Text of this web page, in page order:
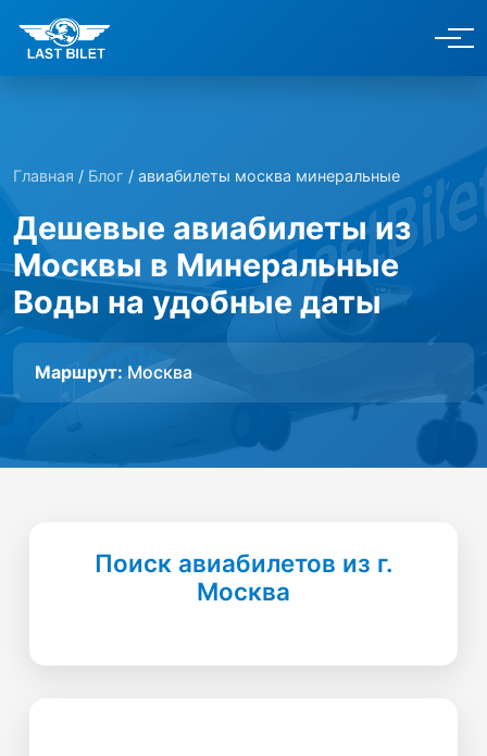
Главная / Блог / авиабилеты москва минеральные
Дешевые авиабилеты из
Москвы в Минеральные
Воды на удобные даты
Маршрут:Москва
Поиск авиабилетов из г.
Москва